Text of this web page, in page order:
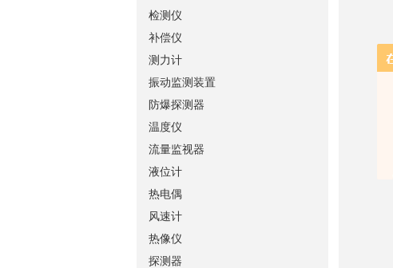
检测仪
补偿仪
测力计
振动监测装置
防爆探测器
温度仪
流量监视器
液位计
热电偶
风速计
热像仪
探测器